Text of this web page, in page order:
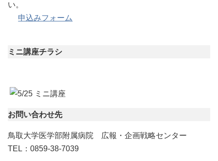
い。
申込みフォーム
ミニ講座チラシ
お問い合わせ先
鳥取大学医学部附属病院 広報・企画戦略センター
TEL：0859-38-7039